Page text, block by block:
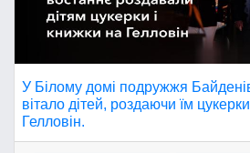
У Білому домі подружжя
вітало дітей, роздаючи їм
Гелловін.